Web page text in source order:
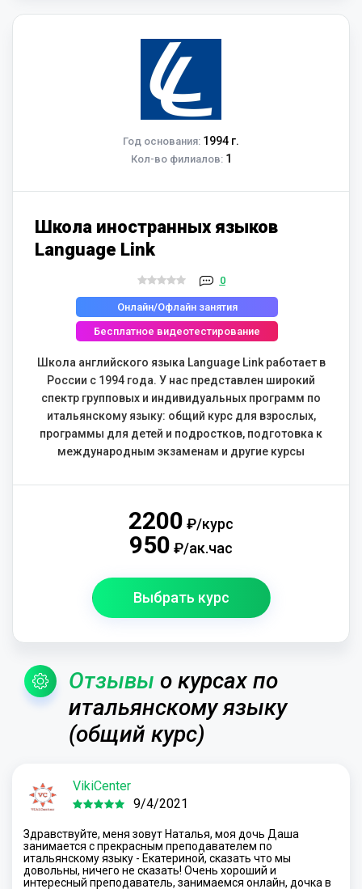
Год основания: 1994 г.
Кол-во филиалов:1
Школа иностранных языков
Language Link
0
Онлайн/Офлайн занятия
Бесплатное видеотестирование
Школа английского языка Language Link работает в
России с 1994 года. У нас представлен широкий
спектр групповых и индивидуальных программ по
итальянскому языку: общий курс для взрослых,
программы для детей и подростков, подготовка к
международным экзаменам и другие курсы
2200 ₽/курс
950 ₽/ак.час
Выбрать курс
Отзывы о курсах по
итальянскому языку
(общий курс)
VikiCenter
9/4/2021
Здравствуйте, меня зовут Наталья, моя дочь Даша
занимается с прекрасным преподавателем по
итальянскому языку - Екатериной, сказать что мы
довольны, ничего не сказать! Очень хороший и
интересный преподаватель, занимаемся онлайн, дочка в